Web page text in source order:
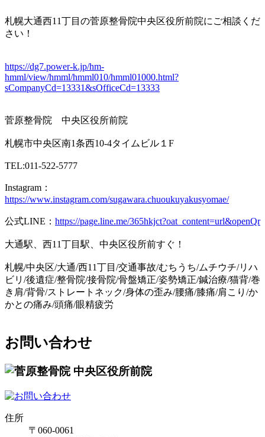
札幌大通西11丁目の菅原整骨院中央区役所前院にご相談くだ
さい！
https://dg7.power-k.jp/hm-
hmml/view/hmml/hmml010/hmml01000.html?
sCompanyCd=13331&sOfficeCd=13333
菅原整骨院 中央区役所前院
札幌市中央区南1条西10-4タイムビル１F
TEL:011-522-5777
Instagram：
https://www.instagram.com/sugawara.chuoukuyakusyomae/
公式LINE： https://page.line.me/365hkjct?oat_content=url&openQr
大通駅、西11丁目駅、中央区役所前すぐ！
札幌/中央区/大通/西11丁目/交通事故/むちうち/ムチウチ/リハ
ビリ/後遺症/整骨院/接骨院/骨盤矯正/姿勢矯正/鍼治療/猫背/巻
き肩/背骨/ストレートネック/身体の歪み/腰痛/膝痛/肩こり/か
かとの痛み/頭痛/眼精疲労
お問い合わせ
住所
〒060-0061